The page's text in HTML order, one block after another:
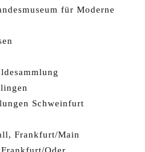
für Moderne
Schweinfurt
Frankfurt/Main